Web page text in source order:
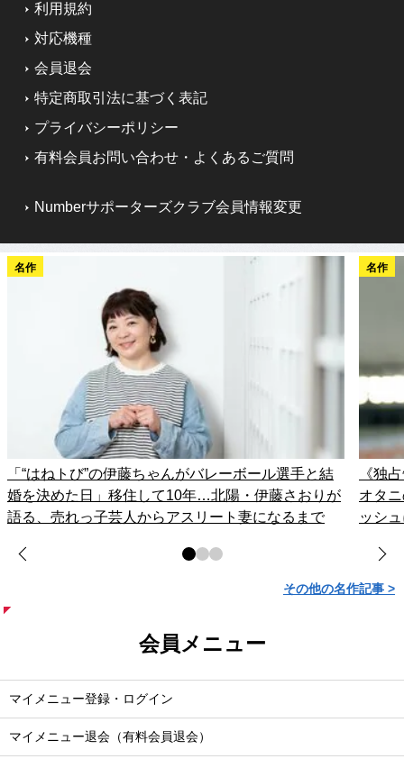
利用規約
対応機種
会員退会
特定商取引法に基づく表記
プライバシーポリシー
有料会員お問い合わせ・よくあるご質問
Numberサポーターズクラブ会員情報変更
名作
「“はねトび”の伊藤ちゃんがバレーボール選手と結
婚を決めた日」移住して10年…北陽・伊藤さおりが
語る、売れっ子芸人からアスリート妻になるまで
名作
《独
オタ
ッシ
その他の名作記事 >
会員メニュー
マイメニュー登録・ログイン
マイメニュー退会（有料会員退会）